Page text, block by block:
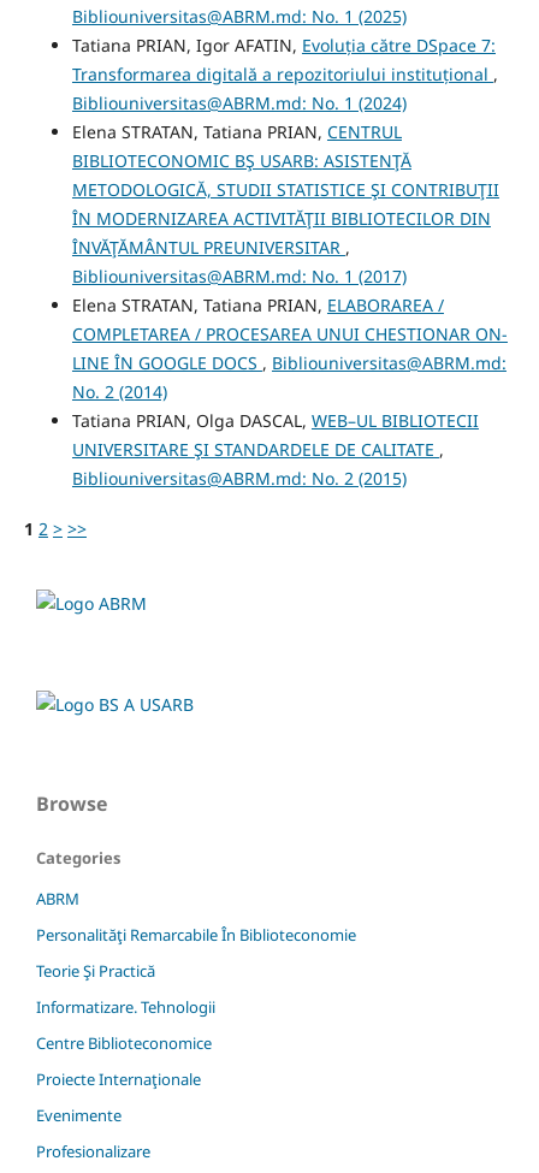
Bibliouniversitas@ABRM.md: No. 1 (2025)
Tatiana PRIAN, Igor AFATIN, Evoluția către DSpace 7:
Transformarea digitală a repozitoriului instituțional ,
Bibliouniversitas@ABRM.md: No. 1 (2024)
Elena STRATAN, Tatiana PRIAN, CENTRUL
BIBLIOTECONOMIC BŞ USARB: ASISTENŢĂ
METODOLOGICĂ, STUDII STATISTICE ŞI CONTRIBUŢII
ÎN MODERNIZAREA ACTIVITĂŢII BIBLIOTECILOR DIN
ÎNVĂŢĂMÂNTUL PREUNIVERSITAR ,
Bibliouniversitas@ABRM.md: No. 1 (2017)
Elena STRATAN, Tatiana PRIAN, ELABORAREA /
COMPLETAREA / PROCESAREA UNUI CHESTIONAR ON-
LINE ÎN GOOGLE DOCS , Bibliouniversitas@ABRM.md:
No. 2 (2014)
Tatiana PRIAN, Olga DASCAL, WEB–UL BIBLIOTECII
UNIVERSITARE ŞI STANDARDELE DE CALITATE ,
Bibliouniversitas@ABRM.md: No. 2 (2015)
1 2 > >>
Browse
Categories
ABRM
Personalităţi Remarcabile În Biblioteconomie
Teorie Şi Practică
Informatizare. Tehnologii
Centre Biblioteconomice
Proiecte Internaţionale
Evenimente
Profesionalizare